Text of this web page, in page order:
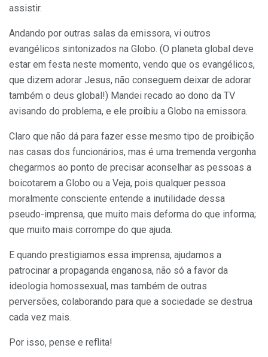
assistir.
Andando por outras salas da emissora, vi outros
evangélicos sintonizados na Globo. (O planeta global deve
estar em festa neste momento, vendo que os evangélicos,
que dizem adorar Jesus, não conseguem deixar de adorar
também o deus global!) Mandei recado ao dono da TV
avisando do problema, e ele proibiu a Globo na emissora.
Claro que não dá para fazer esse mesmo tipo de proibição
nas casas dos funcionários, mas é uma tremenda vergonha
chegarmos ao ponto de precisar aconselhar as pessoas a
boicotarem a Globo ou a Veja, pois qualquer pessoa
moralmente consciente entende a inutilidade dessa
pseudo-imprensa, que muito mais deforma do que informa;
que muito mais corrompe do que ajuda.
E quando prestigiamos essa imprensa, ajudamos a
patrocinar a propaganda enganosa, não só a favor da
ideologia homossexual, mas também de outras
perversões, colaborando para que a sociedade se destrua
cada vez mais.
Por isso, pense e reflita!